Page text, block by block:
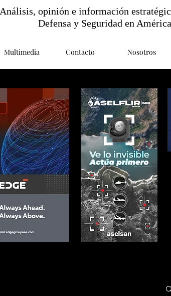
Multimedia Contacto Nosotros
Análisis, opinión e información
Defensa y Seguridad en